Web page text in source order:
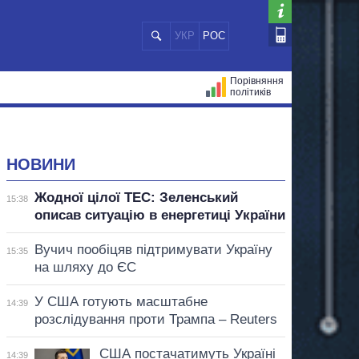
УКР РОС
Порівняння
політиків
НОВИНИ
15:38
Жодної цілої ТЕС: Зеленський
описав ситуацію в енергетиці України
15:35
Вучич пообіцяв підтримувати Україну
на шляху до ЄС
14:39
У США готують масштабне
розслідування проти Трампа – Reuters
14:39
США постачатимуть Україні